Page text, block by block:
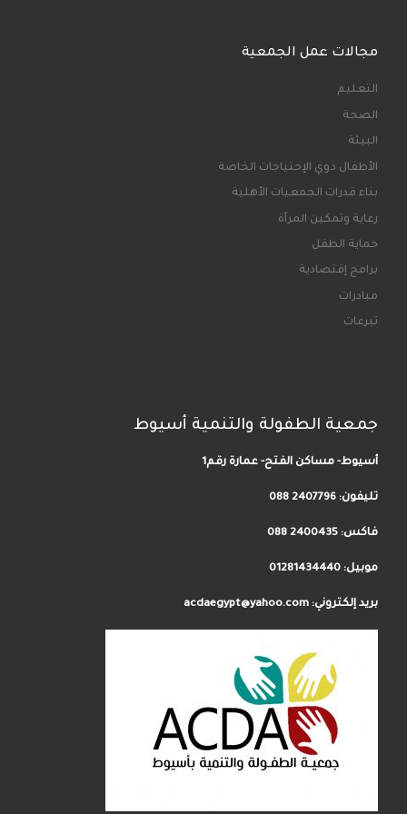
مجالات عمل الجمعية
التعليم
الصحة
البيئة
الأطفال ذوي الإحتياجات الخاصة
بناء قدرات الجمعيات الأهلية
رعاية وتمكين المرأة
حماية الطفل
برامج إقتصادية
مبادرات
تبرعات
جمعية الطفولة والتنمية أسيوط
أسيوط- مساكن الفتح- عمارة رقم1
تليفون: 2407796 088
فاكس: 2400435 088
موبيل: 01281434440
بريد إلكتروني: acdaegypt@yahoo.com